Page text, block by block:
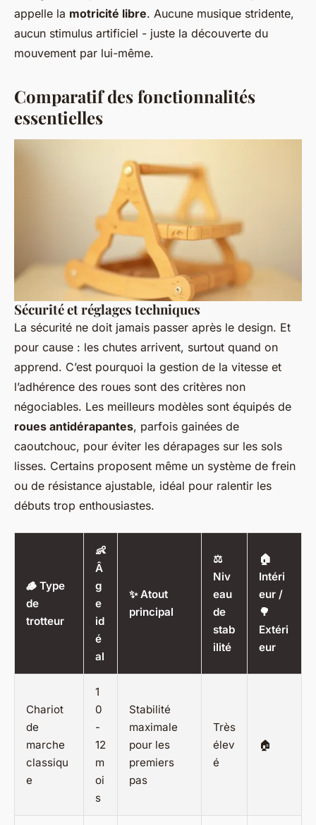
appelle la motricité libre. Aucune musique stridente,
aucun stimulus artificiel - juste la découverte du
mouvement par lui-même.
Comparatif des fonctionnalités
essentielles
Sécurité et réglages techniques
La sécurité ne doit jamais passer après le design. Et
pour cause : les chutes arrivent, surtout quand on
apprend. C’est pourquoi la gestion de la vitesse et
l’adhérence des roues sont des critères non
négociables. Les meilleurs modèles sont équipés de
roues antidérapantes, parfois gainées de
caoutchouc, pour éviter les dérapages sur les sols
lisses. Certains proposent même un système de frein
ou de résistance ajustable, idéal pour ralentir les
débuts trop enthousiastes.
🪵 Type
de
trotteur
👶
Â
g
e
id
é
al
✨ Atout
principal
⚖️
Niv
eau
de
stab
ilité
🏠
Intéri
eur /
🌳
Extéri
eur
Chariot
de
marche
classiqu
e
1
0
-
12
m
oi
s
Stabilité
maximale
pour les
premiers
pas
Très
élev
é
🏠